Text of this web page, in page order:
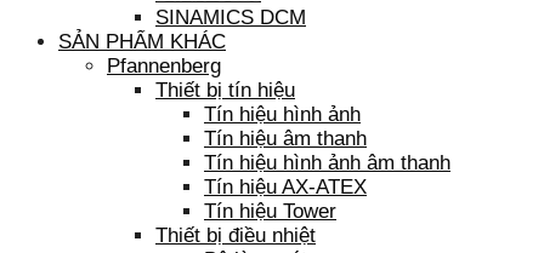
SINAMICS DCM
SẢN PHẨM KHÁC
Pfannenberg
Thiết bị tín hiệu
Tín hiệu hình ảnh
Tín hiệu âm thanh
Tín hiệu hình ảnh âm thanh
Tín hiệu AX-ATEX
Tín hiệu Tower
Thiết bị điều nhiệt